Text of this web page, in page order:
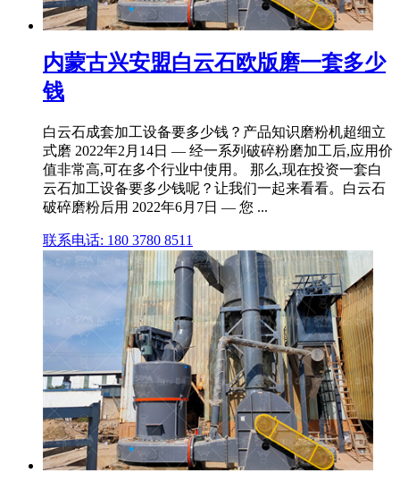
内蒙古兴安盟白云石欧版磨一套多少
钱
白云石成套加工设备要多少钱？产品知识磨粉机超细立
式磨 2022年2月14日 — 经一系列破碎粉磨加工后,应用价
值非常高,可在多个行业中使用。 那么,现在投资一套白
云石加工设备要多少钱呢？让我们一起来看看。白云石
破碎磨粉后用 2022年6月7日 — 您 ...
联系电话: 180 3780 8511